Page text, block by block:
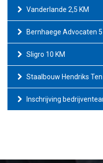
Vanderlande 2,5 KM
Bernhaege Advocaten 5
Sligro 10 KM
Staalbouw Hendriks
Inschrijving